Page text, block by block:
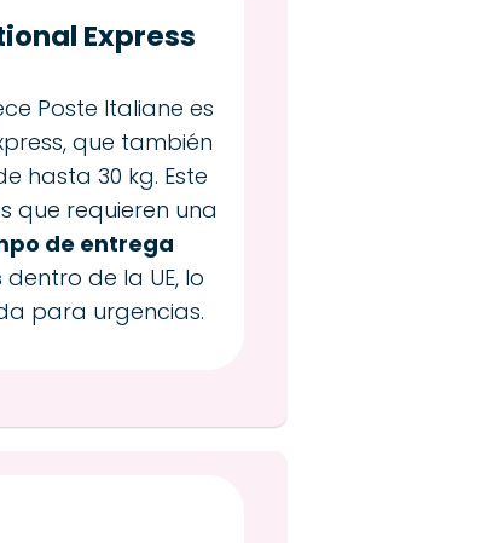
Express
Poste Italiane es
que también
hasta 30 kg. Este
que requieren una
de entrega
dentro de la UE, lo
para urgencias.